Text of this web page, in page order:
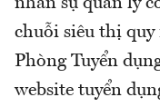
nhân sự quản lý
chuỗi siêu thị
Phòng Tuyển
website tuyển